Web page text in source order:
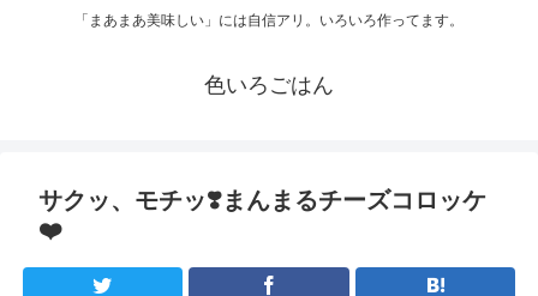
「まあまあ美味しい」には自信アリ。いろいろ作ってます。
色いろごはん
サクッ、モチッ❣️まんまるチーズコロッケ
❤️